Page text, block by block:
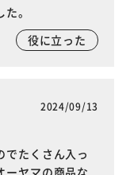
。
役に立った
2024/09/13
でたくさん入っ